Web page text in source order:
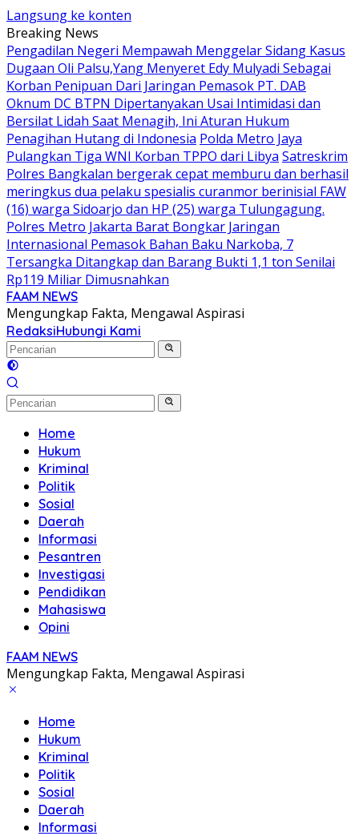
Langsung ke konten
Breaking News
Pengadilan Negeri Mempawah Menggelar Sidang Kasus
Dugaan Oli Palsu,Yang Menyeret Edy Mulyadi Sebagai
Korban Penipuan Dari Jaringan Pemasok PT. DAB
Oknum DC BTPN Dipertanyakan Usai Intimidasi dan
Bersilat Lidah Saat Menagih, Ini Aturan Hukum
Penagihan Hutang di Indonesia Polda Metro Jaya
Pulangkan Tiga WNI Korban TPPO dari Libya Satreskrim
Polres Bangkalan bergerak cepat memburu dan berhasil
meringkus dua pelaku spesialis curanmor berinisial FAW
(16) warga Sidoarjo dan HP (25) warga Tulungagung.
Polres Metro Jakarta Barat Bongkar Jaringan
Internasional Pemasok Bahan Baku Narkoba, 7
Tersangka Ditangkap dan Barang Bukti 1,1 ton Senilai
Rp119 Miliar Dimusnahkan
FAAM NEWS
Mengungkap Fakta, Mengawal Aspirasi
RedaksiHubungi Kami
Home
Hukum
Kriminal
Politik
Sosial
Daerah
Informasi
Pesantren
Investigasi
Pendidikan
Mahasiswa
Opini
FAAM NEWS
Mengungkap Fakta, Mengawal Aspirasi
Home
Hukum
Kriminal
Politik
Sosial
Daerah
Informasi